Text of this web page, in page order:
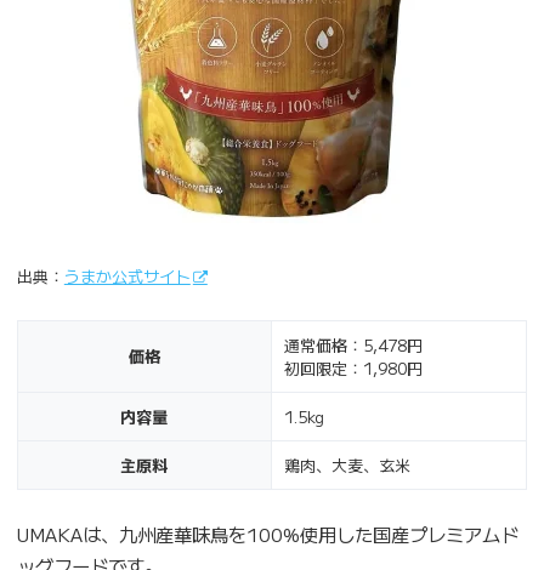
出典： うまか公式サイト
価格
通常価格：5,478円
初回限定：1,980円
内容量 1.5kg
主原料 鶏肉、大麦、玄米
UMAKAは、九州産華味鳥を100%使用した国産プレミアムド